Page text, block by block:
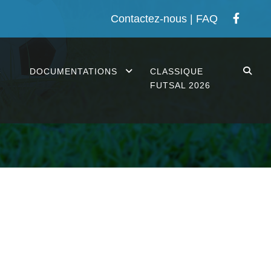
Contactez-nous FAQ
DOCUMENTATIONS
CLASSIQUE
FUTSAL 2026